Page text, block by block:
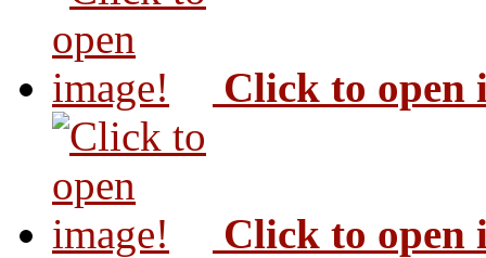
Click to open
Click to open